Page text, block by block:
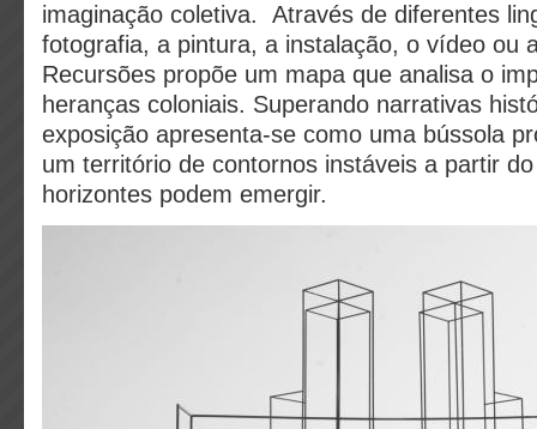
imaginação coletiva. Através de diferentes
fotografia, a pintura, a instalação, o vídeo ou
Recursões propõe um mapa que analisa o
heranças coloniais. Superando narrativas
exposição apresenta-se como uma bússola
um território de contornos instáveis a partir
horizontes podem emergir.